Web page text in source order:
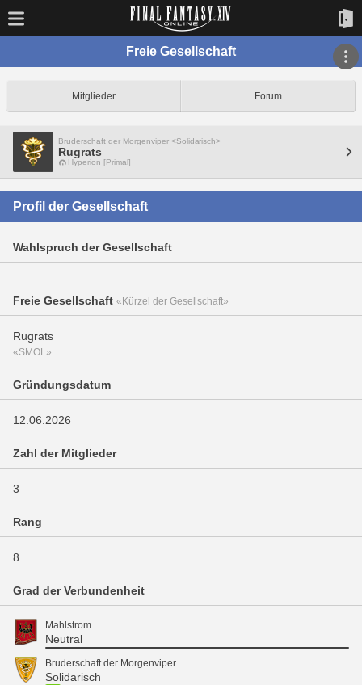
Freie Gesellschaft
Mitglieder Forum
Bruderschaft der Morgenviper <Solidarisch>
Rugrats
Hyperion [Primal]
Profil der Gesellschaft
Wahlspruch der Gesellschaft
Freie Gesellschaft «Kürzel der Gesellschaft»
Rugrats
«SMOL»
Gründungsdatum
12.06.2026
Zahl der Mitglieder
3
Rang
8
Grad der Verbundenheit
Mahlstrom
Neutral
Bruderschaft der Morgenviper
Solidarisch